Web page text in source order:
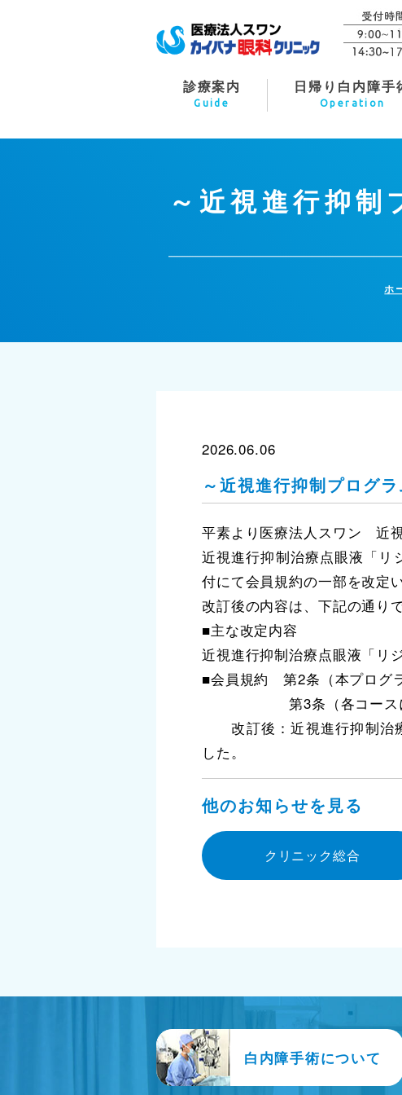
診療案内
Guide
日帰り白内障手
Operation
～近視進行抑
ホ
2026.06.06
～近視進行抑制プログ
平素より医療法人スワン 近
近視進行抑制治療点眼液「リ
付にて会員規約の一部を改定
改訂後の内容は、下記の通りで
■主な改定内容
近視進行抑制治療点眼液「リ
■会員規約 第2条（本プログ
第3条（各コースに
改訂後：近視進行抑制治
した。
他のお知らせを見る
クリニック総合
白内障手術について